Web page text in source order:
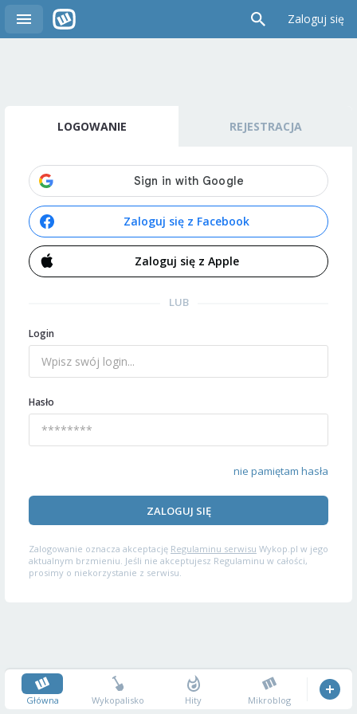
Zaloguj się
LOGOWANIE REJESTRACJA
Zaloguj się z Facebook
Zaloguj się z Apple
LUB
Login
Hasło
nie pamiętam hasła
ZALOGUJ SIĘ
Zalogowanie oznacza akceptację Regulaminu serwisu Wykop.pl w jego
aktualnym brzmieniu. Jeśli nie akceptujesz Regulaminu w całości,
prosimy o niekorzystanie z serwisu.
Główna Wykopalisko Hity Mikroblog